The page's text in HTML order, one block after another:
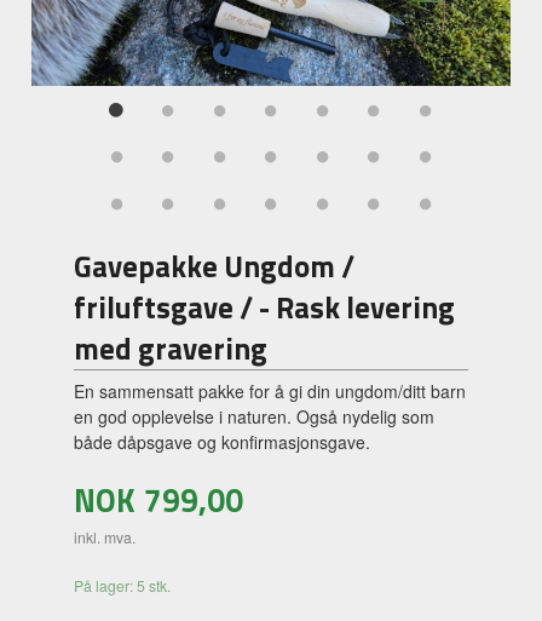
Gavepakke Ungdom /
friluftsgave / - Rask levering
med gravering
En sammensatt pakke for å gi din ungdom/ditt barn
en god opplevelse i naturen. Også nydelig som
både dåpsgave og konfirmasjonsgave.
NOK 799,00
inkl. mva.
På lager: 5 stk.